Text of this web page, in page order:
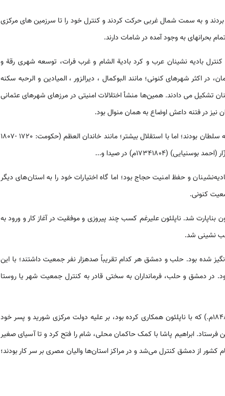
و به سمت شمال غربی حرکت کردند و کنترل خود را تا سرزمین های مرکزی
بحران­های به وجود آمده در شامات دارند.
کنترل بادیه نشینان عرب و کرد بادیة الشام و غرب فرات، توسعه شهری رقة و
اکثر شهرهای کنونی؛ مانند البوکمال ، دیرالزور ، المیادین و الرحبه سکنه
تشکیل می دادند. همین‌ها منشأ اختلالات امنیتی در مرزهای شهرهای عثمانی
نیز در فتنه داعش اوضاع به همان منوال بود.
در بیشتر قرن هجدهم، دمشق را فرماندارانی اداره می‌کردند که وفادار به سلطان بودند؛ اما با استقلال بیشتر؛ مانند خاندان العظم (حکومت: 1720 -1807
و حفظ امنیت حجاج بود؛ اما گاه اختیارات خود را به استان‌های دیگر
کنونی.
بناپارت شد. ناپلئون علیرغم کسب چند پیروزی و موفقیت در آغاز کار و ورود به
نشینی شد.
شده بود. حلب و دمشق هر کدام تقریباً صدهزار نفر جمعیت داشتند؛ با این
در دمشق و حلب، فرمانداران به سختی قادر به کنترل جمعیت شهر یا روستا
در سال 1831، حاکم عثمانی مصر «محمدعلی پاشا»(حکومت: 1805-1848م.) که با ناپلئون همکاری کرده بود، بر علیه دولت مرکزی شورید و پسر خود
خود به فلسطین فرستاد. ابراهیم پاشا با کمک حاکمان محلی، شام را فتح کرد و تا آسیای صغیر
از دمشق کنترل می‌شد و در مراکز استان‌ها والیان مصری بر سر کار بودند؛